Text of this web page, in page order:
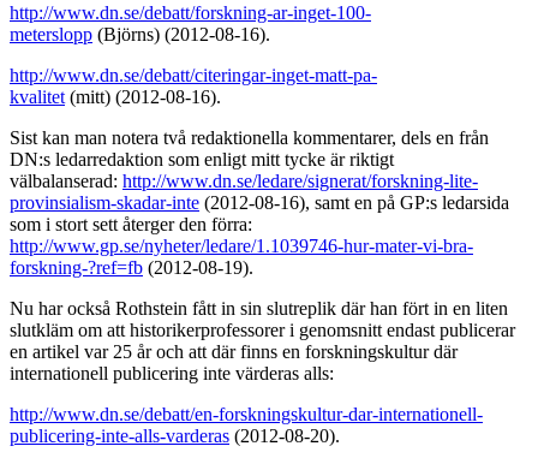
http://www.dn.se/debatt/forskning-ar-inget-100-
meterslopp (Björns) (2012-08-16).
http://www.dn.se/debatt/citeringar-inget-matt-pa-
kvalitet (mitt) (2012-08-16).
Sist kan man notera två redaktionella kommentarer, dels en från
DN:s ledarredaktion som enligt mitt tycke är riktigt
välbalanserad: http://www.dn.se/ledare/signerat/forskning-lite-
provinsialism-skadar-inte (2012-08-16), samt en på GP:s ledarsida
som i stort sett återger den förra:
http://www.gp.se/nyheter/ledare/1.1039746-hur-mater-vi-bra-
forskning-?ref=fb (2012-08-19).
Nu har också Rothstein fått in sin slutreplik där han fört in en liten
slutkläm om att historikerprofessorer i genomsnitt endast publicerar
en artikel var 25 år och att där finns en forskningskultur där
internationell publicering inte värderas alls:
http://www.dn.se/debatt/en-forskningskultur-dar-internationell-
publicering-inte-alls-varderas (2012-08-20).